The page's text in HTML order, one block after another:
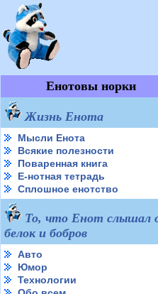
Енотовы норки
Жизнь Енота
Мысли Енота
Всякие полезности
Поваренная книга
Е-нотная тетрадь
Сплошное енотство
То, что Енот слышал
белок и бобров
Авто
Юмор
Технологии